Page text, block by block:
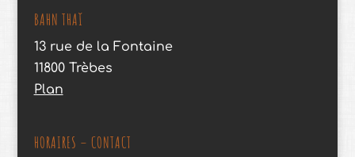
BAHN THAÏ
13 rue de la Fontaine
11800 Trèbes
Plan
HORAIRES – CONTACT